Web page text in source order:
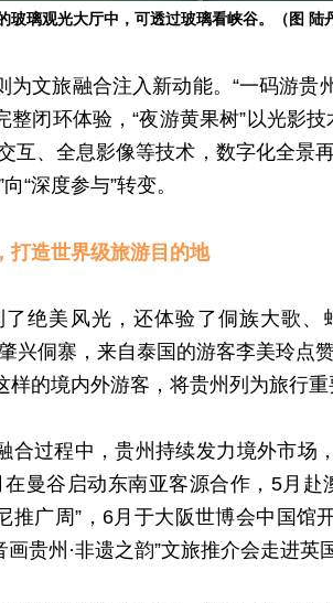
玻璃观光大厅中，可透过玻璃看峡谷。（图 陆
文旅融合注入新动能。“一码游贵
整闭环体验，“夜游黄果树”以光影
互、全息影像等技术，数字化全景
“深度参与”转变。
造世界级旅游目的地
美风光，还体验了侗族大歌、
兴侗寨，来自泰国的游客李美玲点
样的境内外游客，将贵州列为旅行
过程中，贵州持续发力境外市场，
曼谷启动东南亚客源合作，5月赴
推广周”，6月于大阪世博会中国馆
画贵州·非遗之韵”文旅推介会走进